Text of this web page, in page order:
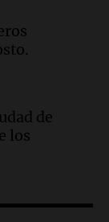
año
de
los